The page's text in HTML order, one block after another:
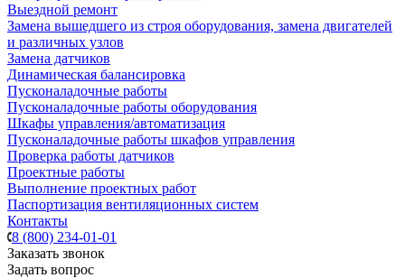
Выездной ремонт
Замена вышедшего из строя оборудования, замена двигателей
и различных узлов
Замена датчиков
Динамическая балансировка
Пусконаладочные работы
Пусконаладочные работы оборудования
Шкафы управления/автоматизация
Пусконаладочные работы шкафов управления
Проверка работы датчиков
Проектные работы
Выполнение проектных работ
Паспортизация вентиляционных систем
Контакты
8 (800) 234-01-01
Заказать звонок
Задать вопрос